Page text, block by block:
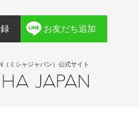
お友だち追加
（ミシャジャパン）公式サイト